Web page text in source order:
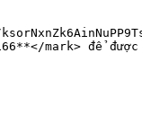
mark> để